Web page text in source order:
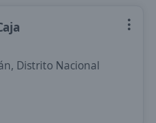
Distrito Nacional